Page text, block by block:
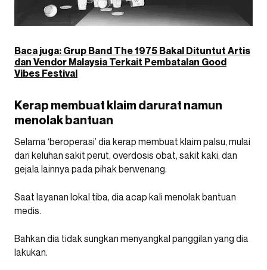
Baca juga: Grup Band The 1975 Bakal Dituntut Artis
dan Vendor Malaysia Terkait Pembatalan Good
Vibes Festival
Kerap membuat klaim darurat namun
menolak bantuan
Selama ‘beroperasi’ dia kerap membuat klaim palsu, mulai
dari keluhan sakit perut, overdosis obat, sakit kaki, dan
gejala lainnya pada pihak berwenang.
Saat layanan lokal tiba, dia acap kali menolak bantuan
medis.
Bahkan dia tidak sungkan menyangkal panggilan yang dia
lakukan.